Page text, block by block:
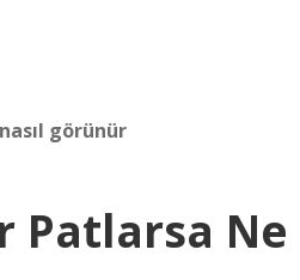
görünür
Patlarsa